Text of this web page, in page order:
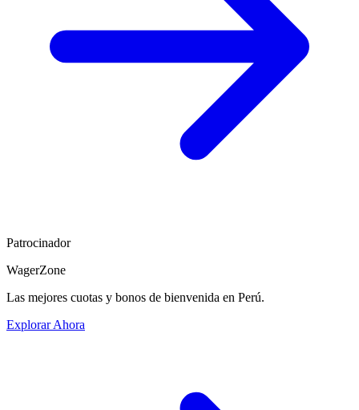
Patrocinador
WagerZone
Las mejores cuotas y bonos de bienvenida en Perú.
Explorar Ahora